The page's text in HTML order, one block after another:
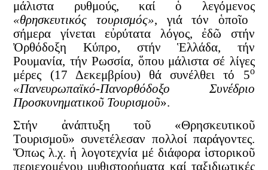
μάλιστα ρυθμούς, καί ὁ λεγόμενος
«θρησκευτικός τουρισμός», γιά τόν ὁποῖο
σήμερα γίνεται εὐρύτατα λόγος, ἐδῶ στήν
Ὀρθόδοξη Κύπρο, στήν Ἑλλάδα, τήν
Ρουμανία, τήν Ρωσσία, ὅπου μάλιστα σέ λίγες
μέρες (17 Δεκεμβρίου) θά συνέλθει τό 5ο
«Πανευρωπαϊκό-Πανορθόδοξο Συνέδριο
Προσκυνηματικοῦ Τουρισμοῦ».
Στήν ἀνάπτυξη τοῦ «Θρησκευτικοῦ
Τουρισμοῦ» συνετέλεσαν πολλοί παράγοντες.
Ὅπως λ.χ. ἡ λογοτεχνία μέ διάφορα ἱστορικοῦ
περιεχομένου μυθιστορήματα καί ταξιδιωτικές